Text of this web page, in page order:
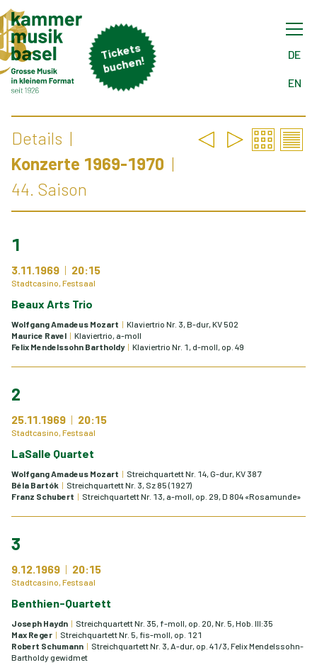
Tick
ets
buch
en! DE
EN
Details
Konzerte 1969-1970
44. Saison
1
3.11.1969 20:15
Stadtcasino, Festsaal
Beaux Arts Trio
Wolfgang Amadeus Mozart
Klaviertrio Nr. 3, B-dur, KV 502
Maurice Ravel
Klaviertrio, a-moll
Felix Mendelssohn Bartholdy
Klaviertrio Nr. 1, d-moll, op. 49
2
25.11.1969 20:15
Stadtcasino, Festsaal
LaSalle Quartet
Wolfgang Amadeus Mozart
Streichquartett Nr. 14, G-dur, KV 387
Béla Bartók
Streichquartett Nr. 3, Sz 85 (1927)
Franz Schubert
Streichquartett Nr. 13, a-moll, op. 29, D 804 «Rosamunde»
3
9.12.1969 20:15
Stadtcasino, Festsaal
Benthien-Quartett
Joseph Haydn
Streichquartett Nr. 35, f-moll, op. 20, Nr. 5, Hob. III:35
Max Reger
Streichquartett Nr. 5, fis-moll, op. 121
Robert Schumann
Streichquartett Nr. 3, A-dur, op. 41/3, Felix Mendelssohn-
Bartholdy gewidmet